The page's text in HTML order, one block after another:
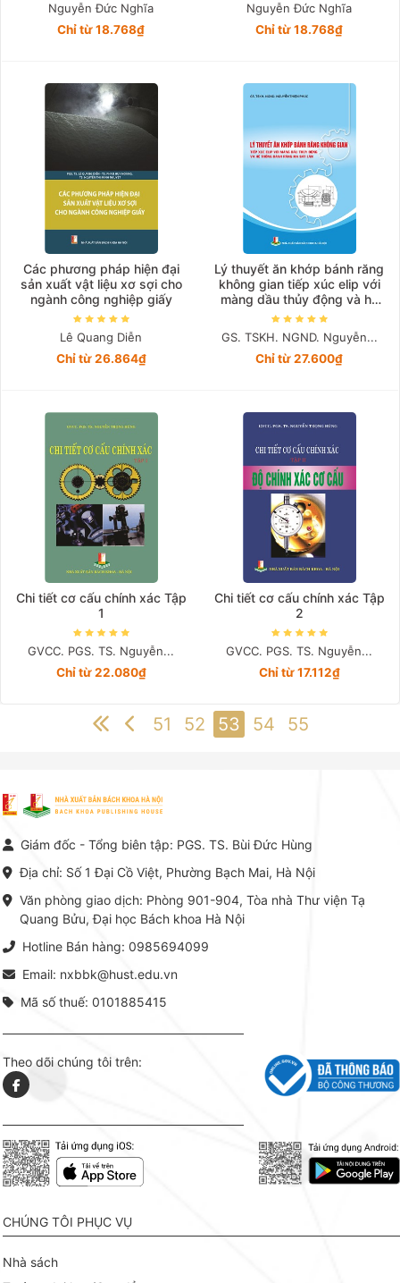
Nguyễn Đức Nghĩa
Chỉ từ 18.768₫
Nguyễn Đức Nghĩa
Chỉ từ 18.768₫
Các phương pháp hiện đại
sản xuất vật liệu xơ sợi cho
ngành công nghiệp giấy
Lê Quang Diễn
Chỉ từ 26.864₫
Lý thuyết ăn khớp bánh răng
không gian tiếp xúc elip với
màng dầu thủy động và hệ
thống bánh răng ma sát lăn
GS. TSKH. NGND. Nguyễn...
Chỉ từ 27.600₫
Chi tiết cơ cấu chính xác Tập
1
GVCC. PGS. TS. Nguyễn...
Chỉ từ 22.080₫
Chi tiết cơ cấu chính xác Tập
2
GVCC. PGS. TS. Nguyễn...
Chỉ từ 17.112₫
51 52 53 54 55
Giám đốc - Tổng biên tập: PGS. TS. Bùi Đức Hùng
Địa chỉ: Số 1 Đại Cồ Việt, Phường Bạch Mai, Hà Nội
Văn phòng giao dịch: Phòng 901-904, Tòa nhà Thư viện Tạ
Quang Bửu, Đại học Bách khoa Hà Nội
Hotline Bán hàng: 0985694099
Email: nxbbk@hust.edu.vn
Mã số thuế: 0101885415
Theo dõi chúng tôi trên:
CHÚNG TÔI PHỤC VỤ
Nhà sách